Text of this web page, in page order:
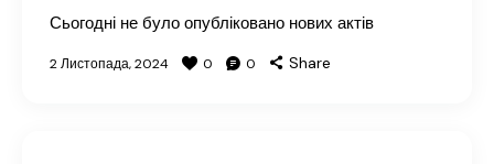
Сьогодні не було опубліковано нових актів
2 Листопада, 2024 0 0 Share